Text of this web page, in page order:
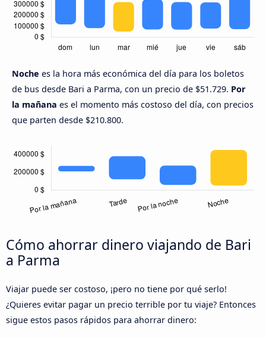
Noche es la hora más económica del día para los boletos
de bus desde Bari a Parma, con un precio de $51.729. Por
la mañana es el momento más costoso del día, con precios
que parten desde $210.800.
Cómo ahorrar dinero viajando de Bari
a Parma
Viajar puede ser costoso, ¡pero no tiene por qué serlo!
¿Quieres evitar pagar un precio terrible por tu viaje? Entonces
sigue estos pasos rápidos para ahorrar dinero: